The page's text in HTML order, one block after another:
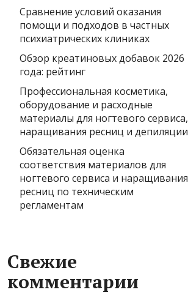
Сравнение условий оказания
помощи и подходов в частных
психиатрических клиниках
Обзор креатиновых добавок 2026
года: рейтинг
Профессиональная косметика,
оборудование и расходные
материалы для ногтевого сервиса,
наращивания ресниц и депиляции
Обязательная оценка
соответствия материалов для
ногтевого сервиса и наращивания
ресниц по техническим
регламентам
Свежие
комментарии